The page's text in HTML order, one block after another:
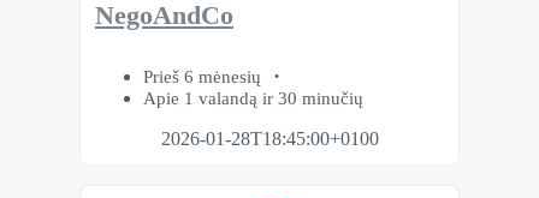
NegoAndCo
Prieš 6 mėnesių
Apie 1 valandą ir 30 minučių
2026-01-28T18:45:00+0100